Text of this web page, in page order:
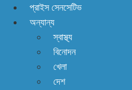
প্রাইস সেনসেটিভ
অন্যান্য
স্বাস্থ্য
বিনোদন
খেলা
দেশ